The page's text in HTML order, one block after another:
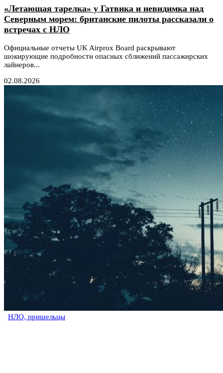
«Летающая тарелка» у Гатвика и невидимка над
Северным морем: британские пилоты рассказали о
встречах с НЛО
Официальные отчеты UK Airprox Board раскрывают
шокирующие подробности опасных сближений пассажирских
лайнеров...
02.08.2026
НЛО, пришельцы